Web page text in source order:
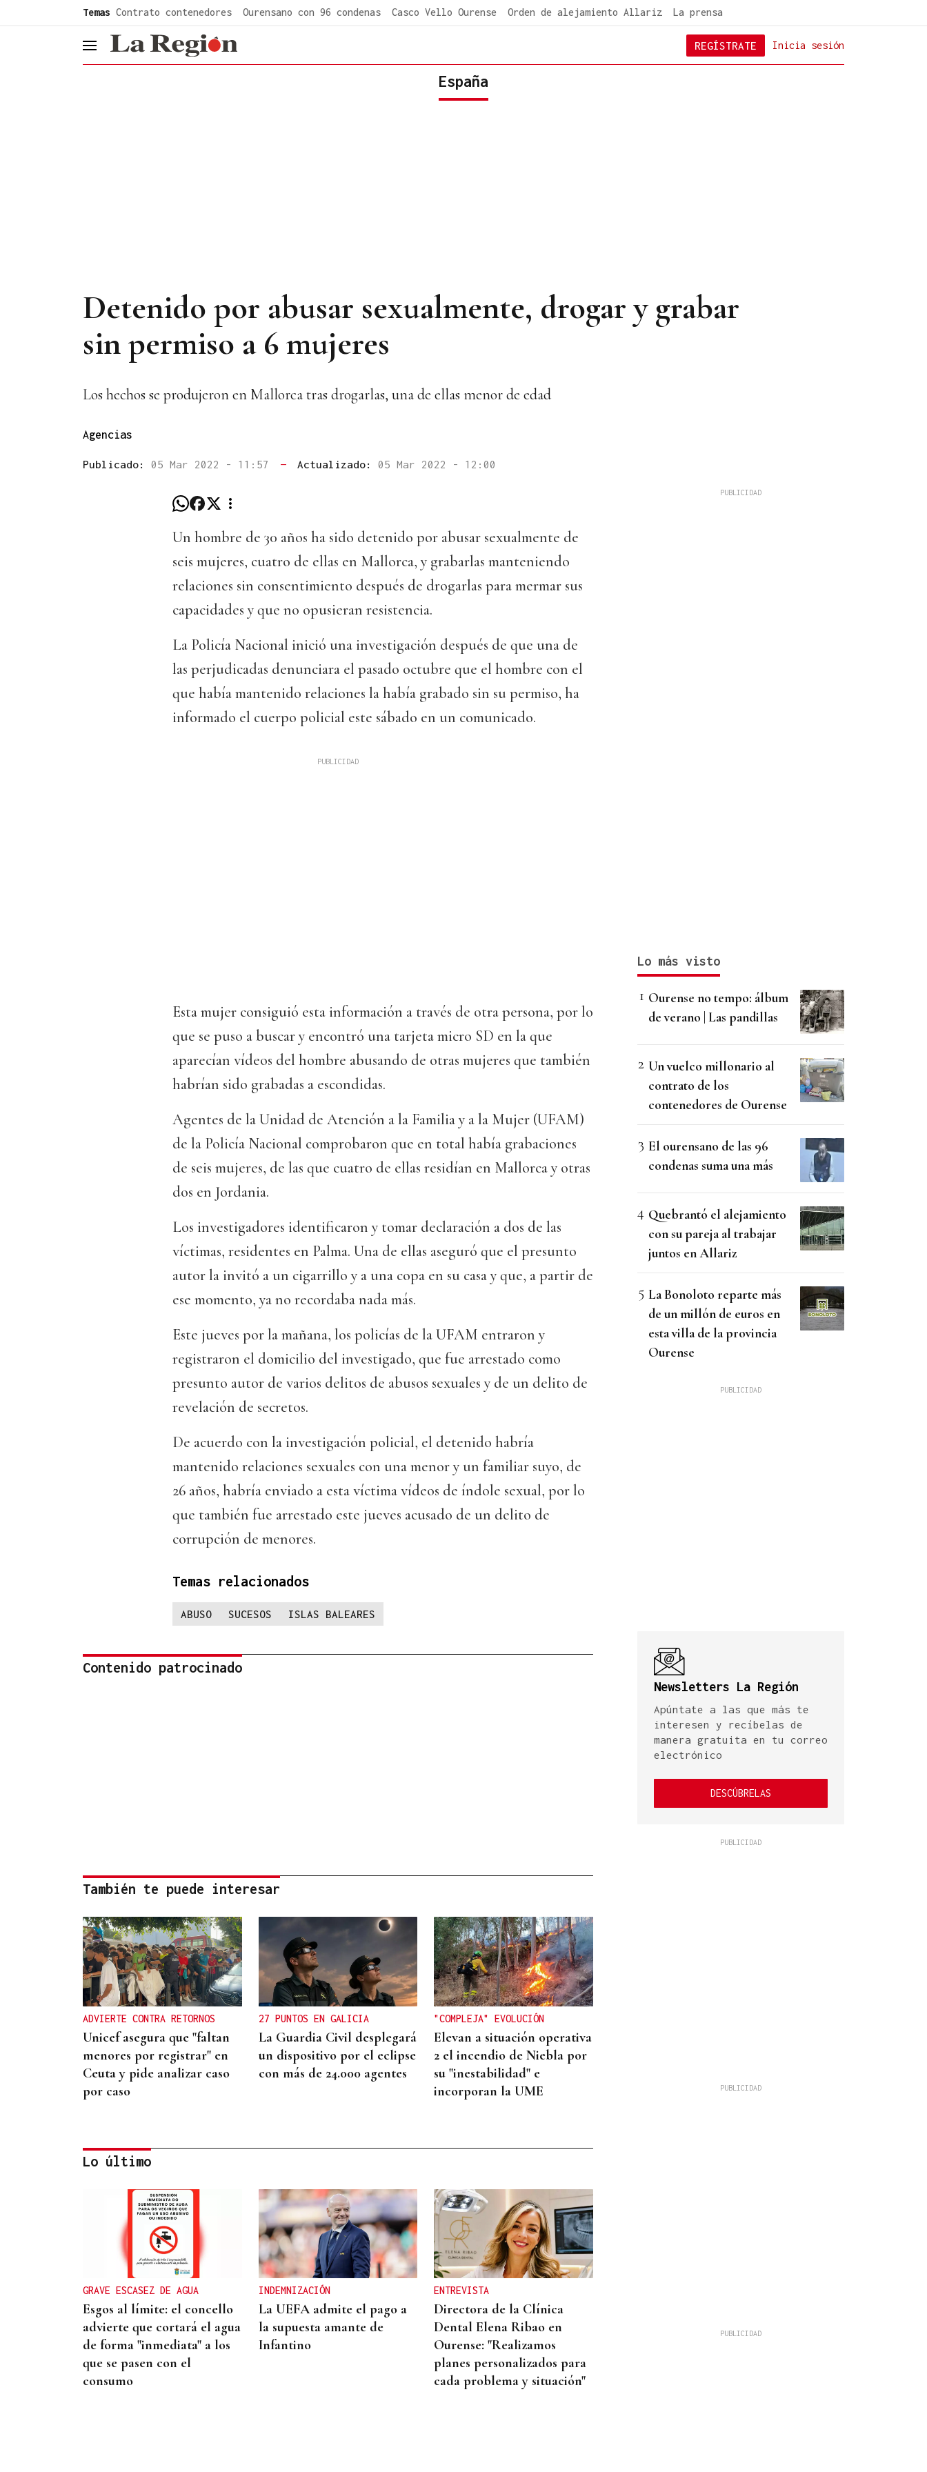
Temas Contrato contenedores Ourensano con 96 condenas Casco Vello Ourense Orden de alejamiento Allariz La prensa
header.menu.open Inicia sesión
REGÍSTRATE
España
Detenido por abusar sexualmente, drogar y grabar
sin permiso a 6 mujeres
Los hechos se produjeron en Mallorca tras drogarlas, una de ellas menor de edad
Agencias
Publicado: 05 Mar 2022 - 11:57 — Actualizado: 05 Mar 2022 - 12:00
Un hombre de 30 años ha sido detenido por abusar sexualmente de
seis mujeres, cuatro de ellas en Mallorca, y grabarlas manteniendo
relaciones sin consentimiento después de drogarlas para mermar sus
capacidades y que no opusieran resistencia.
La Policía Nacional inició una investigación después de que una de
las perjudicadas denunciara el pasado octubre que el hombre con el
que había mantenido relaciones la había grabado sin su permiso, ha
informado el cuerpo policial este sábado en un comunicado.
Esta mujer consiguió esta información a través de otra persona, por lo
que se puso a buscar y encontró una tarjeta micro SD en la que
aparecían vídeos del hombre abusando de otras mujeres que también
habrían sido grabadas a escondidas.
Agentes de la Unidad de Atención a la Familia y a la Mujer (UFAM)
de la Policía Nacional comprobaron que en total había grabaciones
de seis mujeres, de las que cuatro de ellas residían en Mallorca y otras
dos en Jordania.
Los investigadores identificaron y tomar declaración a dos de las
víctimas, residentes en Palma. Una de ellas aseguró que el presunto
autor la invitó a un cigarrillo y a una copa en su casa y que, a partir de
ese momento, ya no recordaba nada más.
Este jueves por la mañana, los policías de la UFAM entraron y
registraron el domicilio del investigado, que fue arrestado como
presunto autor de varios delitos de abusos sexuales y de un delito de
revelación de secretos.
De acuerdo con la investigación policial, el detenido habría
mantenido relaciones sexuales con una menor y un familiar suyo, de
26 años, habría enviado a esta víctima vídeos de índole sexual, por lo
que también fue arrestado este jueves acusado de un delito de
corrupción de menores.
Temas relacionados
ABUSO SUCESOS ISLAS BALEARES
Contenido patrocinado
También te puede interesar
ADVIERTE CONTRA RETORNOS
Unicef asegura que "faltan
menores por registrar" en
Ceuta y pide analizar caso
por caso
27 PUNTOS EN GALICIA
La Guardia Civil desplegará
un dispositivo por el eclipse
con más de 24.000 agentes
"COMPLEJA" EVOLUCIÓN
Elevan a situación operativa
2 el incendio de Niebla por
su "inestabilidad" e
incorporan la UME
VACACIONES
Formentera, refugio de lujo
discreto en el Mediterráneo
Lo último
GRAVE ESCASEZ DE AGUA
Esgos al límite: el concello
advierte que cortará el agua
de forma "inmediata" a los
que se pasen con el
consumo
INDEMNIZACIÓN
La UEFA admite el pago a
la supuesta amante de
Infantino
ENTREVISTA
Directora de la Clínica
Dental Elena Ribao en
Ourense: "Realizamos
planes personalizados para
cada problema y situación"
Lo más visto
Ourense no tempo: álbum
de verano | Las pandillas
Un vuelco millonario al
contrato de los
contenedores de Ourense
El ourensano de las 96
condenas suma una más
Quebrantó el alejamiento
con su pareja al trabajar
juntos en Allariz
La Bonoloto reparte más
de un millón de euros en
esta villa de la provincia
Ourense
Newsletters La Región
Apúntate a las que más te
interesen y recíbelas de
manera gratuita en tu correo
electrónico
DESCÚBRELAS